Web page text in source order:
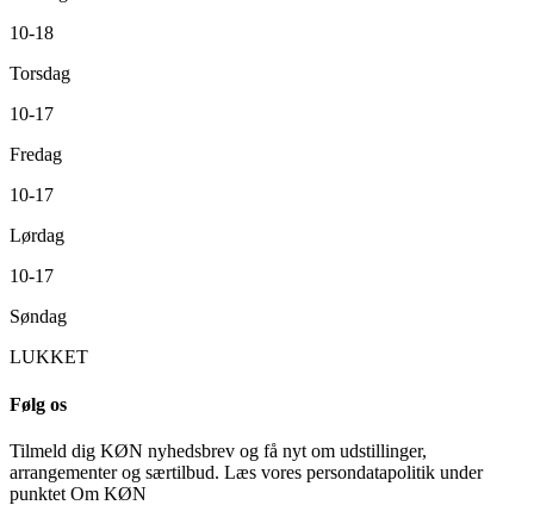
10-18
Torsdag
10-17
Fredag
10-17
Lørdag
10-17
Søndag
LUKKET
Følg os
Tilmeld dig KØN nyhedsbrev og få nyt om udstillinger,
arrangementer og særtilbud. Læs vores persondatapolitik under
punktet Om KØN